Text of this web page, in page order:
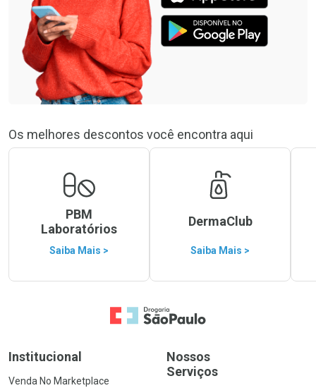
Os melhores descontos você encontra aqui
PBM
Laboratórios
Saiba Mais >
DermaClub
Saiba Mais >
Ir para a Home
Institucional
Venda No Marketplace
Nossos
Serviços